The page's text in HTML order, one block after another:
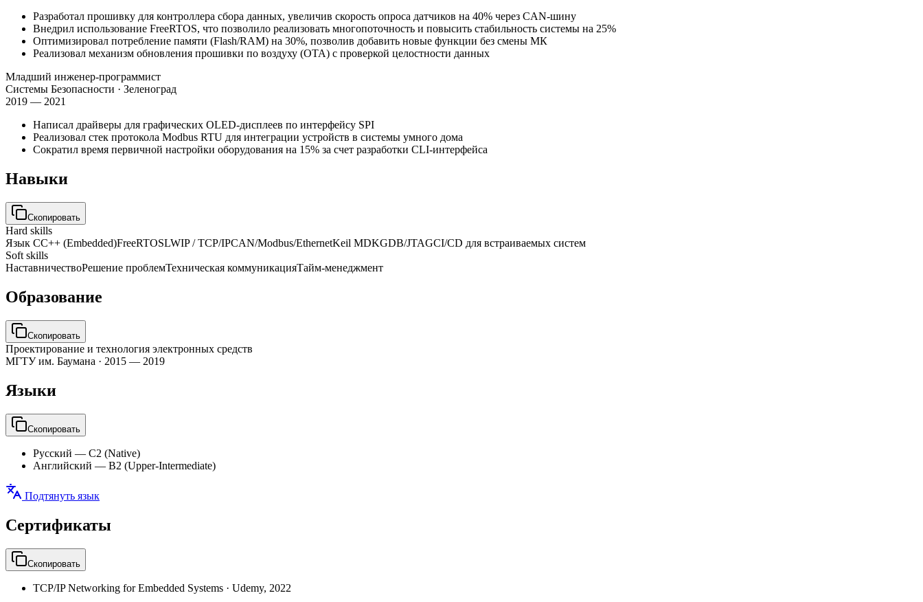
Разработал прошивку для контроллера сбора данных, увеличив скорость опроса датчиков на 40% через CAN-шину
Внедрил использование FreeRTOS, что позволило реализовать многопоточность и повысить стабильность системы на 25%
Оптимизировал потребление памяти (Flash/RAM) на 30%, позволив добавить новые функции без смены МК
Реализовал механизм обновления прошивки по воздуху (OTA) с проверкой целостности данных
Младший инженер-программист
Системы Безопасности · Зеленоград
2019 — 2021
Написал драйверы для графических OLED-дисплеев по интерфейсу SPI
Реализовал стек протокола Modbus RTU для интеграции устройств в системы умного дома
Сократил время первичной настройки оборудования на 15% за счет разработки CLI-интерфейса
Навыки
Скопировать
Hard skills
Язык CC++ (Embedded)FreeRTOSLWIP / TCP/IPCAN/Modbus/EthernetKeil MDKGDB/JTAGCI/CD для встраиваемых систем
Soft skills
НаставничествоРешение проблемТехническая коммуникацияТайм-менеджмент
Образование
Скопировать
Проектирование и технология электронных средств
МГТУ им. Баумана · 2015 — 2019
Языки
Скопировать
Русский — C2 (Native)
Английский — B2 (Upper-Intermediate)
Подтянуть язык
Сертификаты
Скопировать
TCP/IP Networking for Embedded Systems · Udemy, 2022